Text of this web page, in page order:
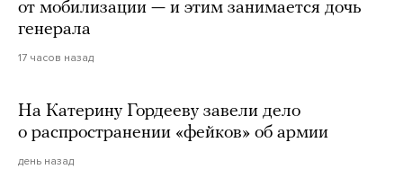
от мобилизации — и этим занимается дочь
генерала
17 часов назад
На Катерину Гордееву завели дело
о распространении «фейков» об армии
день назад